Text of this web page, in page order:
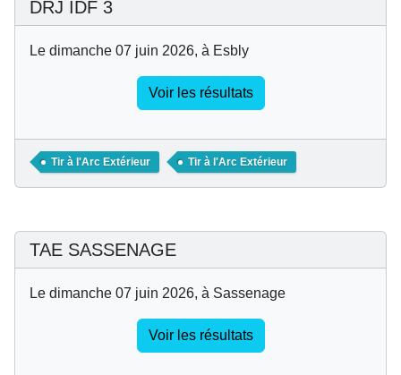
DRJ IDF 3
Le dimanche 07 juin 2026, à Esbly
Voir les résultats
Tir à l'Arc Extérieur Tir à l'Arc Extérieur
TAE SASSENAGE
Le dimanche 07 juin 2026, à Sassenage
Voir les résultats